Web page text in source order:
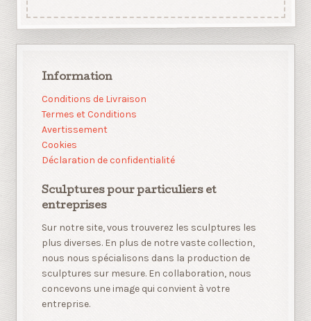
Information
Conditions de Livraison
Termes et Conditions
Avertissement
Cookies
Déclaration de confidentialité
Sculptures pour particuliers et
entreprises
Sur notre site, vous trouverez les sculptures les
plus diverses. En plus de notre vaste collection,
nous nous spécialisons dans la production de
sculptures sur mesure. En collaboration, nous
concevons une image qui convient à votre
entreprise.